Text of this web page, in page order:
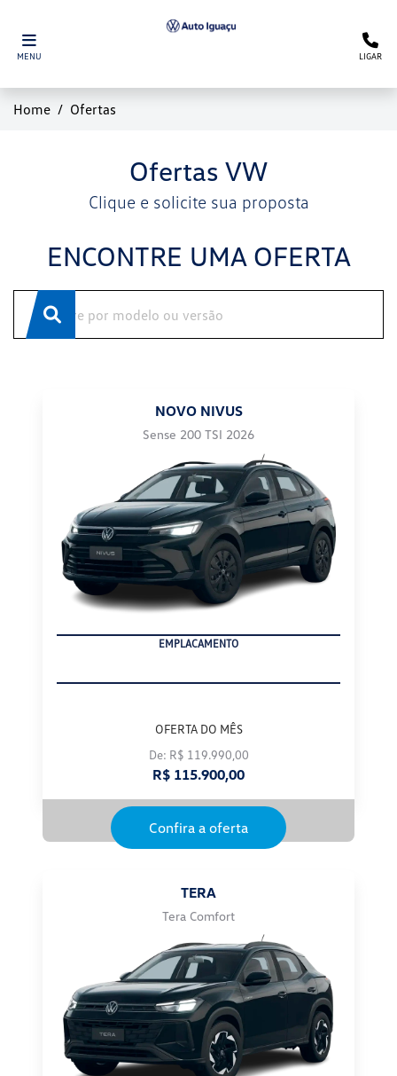
MENU LIGAR
Home Ofertas
Ofertas VW
Clique e solicite sua proposta
ENCONTRE UMA OFERTA
NOVO NIVUS
Sense 200 TSI 2026
EMPLACAMENTO
OFERTA DO MÊS
De: R$ 119.990,00
R$ 115.900,00
Confira a oferta
TERA
Tera Comfort